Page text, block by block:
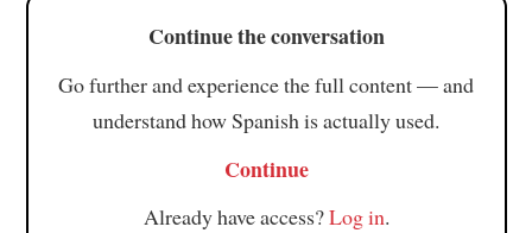
Continue the conversation
Go further and experience the full content — and
understand how Spanish is actually used.
Continue
Already have access?Log in.